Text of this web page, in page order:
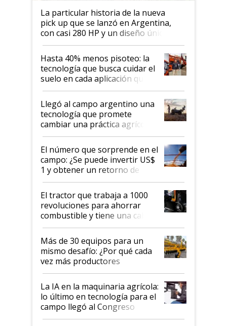
La particular historia de la nueva
pick up que se lanzó en Argentina,
con casi 280 HP y un diseño único: a
cuánto se vende
Hasta 40% menos pisoteo: la
tecnología que busca cuidar el
suelo en cada aplicación que
llevó Jacto al Congreso
Aapresid 2026
Llegó al campo argentino una
tecnología que promete
cambiar una práctica agrícola
clave: ¿Y si analizar el suelo
fuera tan simple como apretar
un botón?
El número que sorprende en el
campo: ¿Se puede invertir US$
1 y obtener un retorno de
hasta US$ 10 en agricultura?
El tractor que trabaja a 1000
revoluciones para ahorrar
combustible y tiene una cabina
que parece una computadora:
lo último en el mundo,
disponible en Argentina
Más de 30 equipos para un
mismo desafío: ¿Por qué cada
vez más productores
incorporan fertilizante bajo
tierra?
La IA en la maquinaria agrícola:
lo último en tecnología para el
campo llegó al Congreso
Aapresid 2026